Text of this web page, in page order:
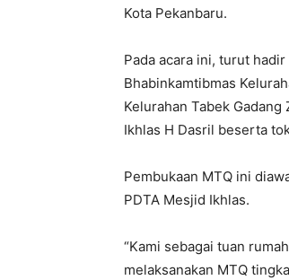
Kota Pekanbaru.
Pada acara ini, turut
Bhabinkamtibmas
Kelurahan Tabek
Ikhlas H Dasril beserta
Pembukaan MTQ ini
PDTA Mesjid Ikhlas.
“Kami sebagai tuan
melaksanakan MTQ